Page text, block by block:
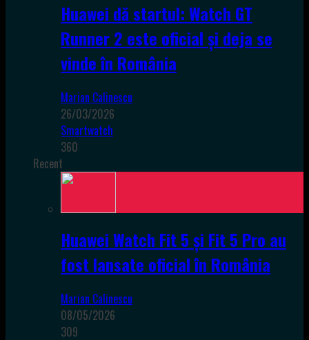
Huawei dă startul: Watch GT
Runner 2 este oficial și deja se
vinde în România
Marian Calinescu
26/03/2026
Smartwatch
360
Recent
Huawei Watch Fit 5 și Fit 5 Pro au
fost lansate oficial în România
Marian Calinescu
08/05/2026
309